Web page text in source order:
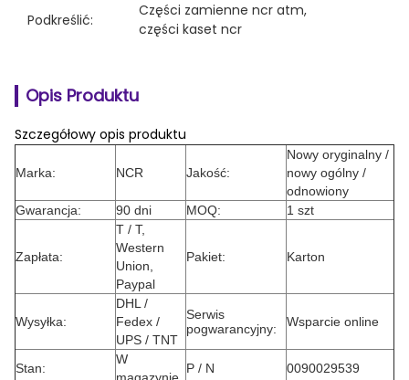
Podkreślić:
Części zamienne ncr atm,
części kaset ncr
Opis Produktu
Szczegółowy opis produktu
Marka: NCR Jakość:
Nowy oryginalny /
nowy ogólny /
odnowiony
Gwarancja:
90 dni MOQ: 1 szt
Zapłata:
T / T,
Western
Union,
Paypal
Pakiet: Karton
Wysyłka:
DHL /
Fedex /
UPS / TNT
Serwis
pogwarancyjny:
Wsparcie online
Stan:
W
P / N 0090029539